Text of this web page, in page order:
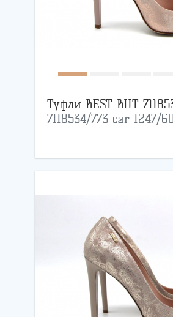
Туфли BEST BUT
7118534/773 car 1247/